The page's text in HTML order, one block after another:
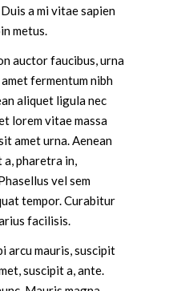
a mi vitae sapien
metus.
auctor faucibus, urna
fermentum nibh
aliquet ligula nec
lorem vitae massa
amet urna. Aenean
a, pharetra in,
vel sem
tempor. Curabitur
facilisis.
arcu mauris, suscipit
suscipit a, ante.